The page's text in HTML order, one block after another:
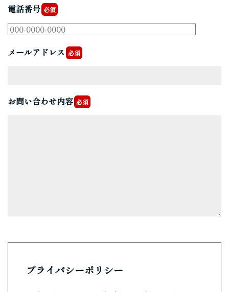
電話番号 必須
メールアドレス 必須
お問い合わせ内容 必須
プライバシーポリシー